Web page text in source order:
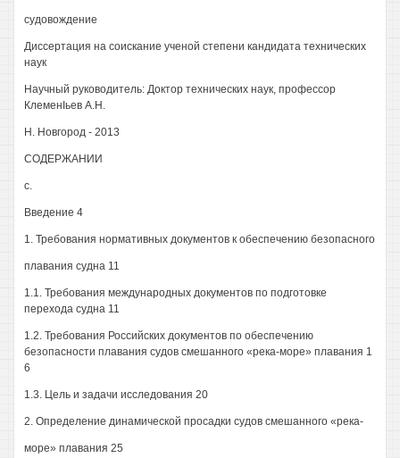
судовождение
Диссертация на соискание ученой степени кандидата технических
наук
Научный руководитель: Доктор технических наук, профессор
КлеменIьев А.Н.
Н. Новгород - 2013
СОДЕРЖАНИИ
с.
Введение 4
1. Требования нормативных документов к обеспечению безопасного
плавания судна 11
1.1. Требования международных документов по подготовке
перехода судна 11
1.2. Требования Российских документов по обеспечению
безопасности плавания судов смешанного «река-море» плавания 1
6
1.3. Цель и задачи исследования 20
2. Определение динамической просадки судов смешанного «река-
море» плавания 25